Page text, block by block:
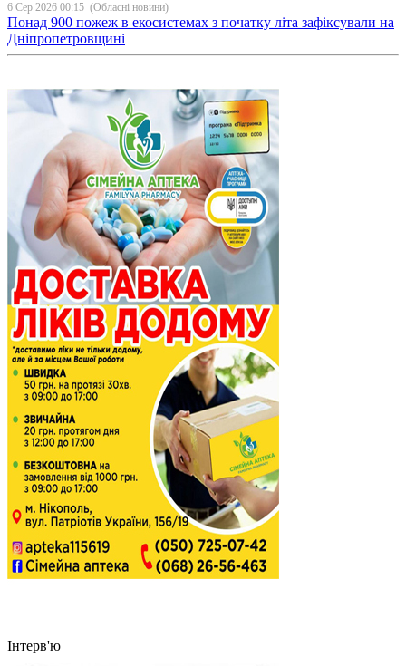
6 Сер 2026 00:15 (Обласні новини)
Понад 900 пожеж в екосистемах з початку літа зафіксували на
Дніпропетровщині
Інтерв'ю